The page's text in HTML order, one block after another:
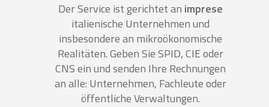
Der Service ist gerichtet an imprese
italienische Unternehmen und
insbesondere an mikroökonomische
Realitäten. Geben Sie SPID, CIE oder
CNS ein und senden Ihre Rechnungen
an alle: Unternehmen, Fachleute oder
öffentliche Verwaltungen.